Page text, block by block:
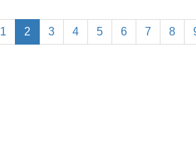
1 2 3 4 5 6 7 8